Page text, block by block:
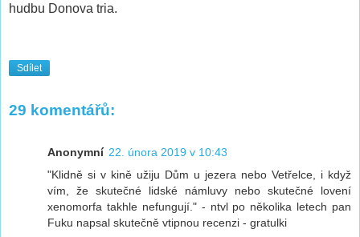
hudbu Donova tria.
Sdílet
29 komentářů:
Anonymní 22. února 2019 v 10:43
"Klidně si v kině užiju Dům u jezera nebo Vetřelce, i když
vím, že skutečné lidské námluvy nebo skutečné lovení
xenomorfa takhle nefungují." - ntvl po několika letech pan
Fuku napsal skutečně vtipnou recenzi - gratulki